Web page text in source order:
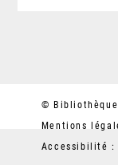
©
Mentions
Accessibilité :